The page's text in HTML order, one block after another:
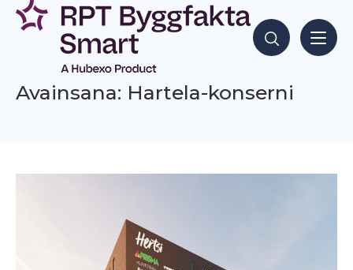
Siirry
sisältöön
Hae sisältöjä
Avainsana: Hartela-konserni